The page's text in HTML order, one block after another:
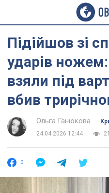
Підійшов зі
ударів ножем:
взяли під
вбив
Ольга Ганюкова
24.04.2026 12:44
0